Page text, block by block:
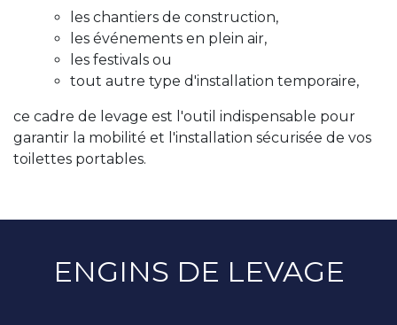
les chantiers de construction,
les événements en plein air,
les festivals ou
tout autre type d'installation temporaire,
ce cadre de levage est l'outil indispensable pour
garantir la mobilité et l'installation sécurisée de vos
toilettes portables.
ENGINS DE LEVAGE